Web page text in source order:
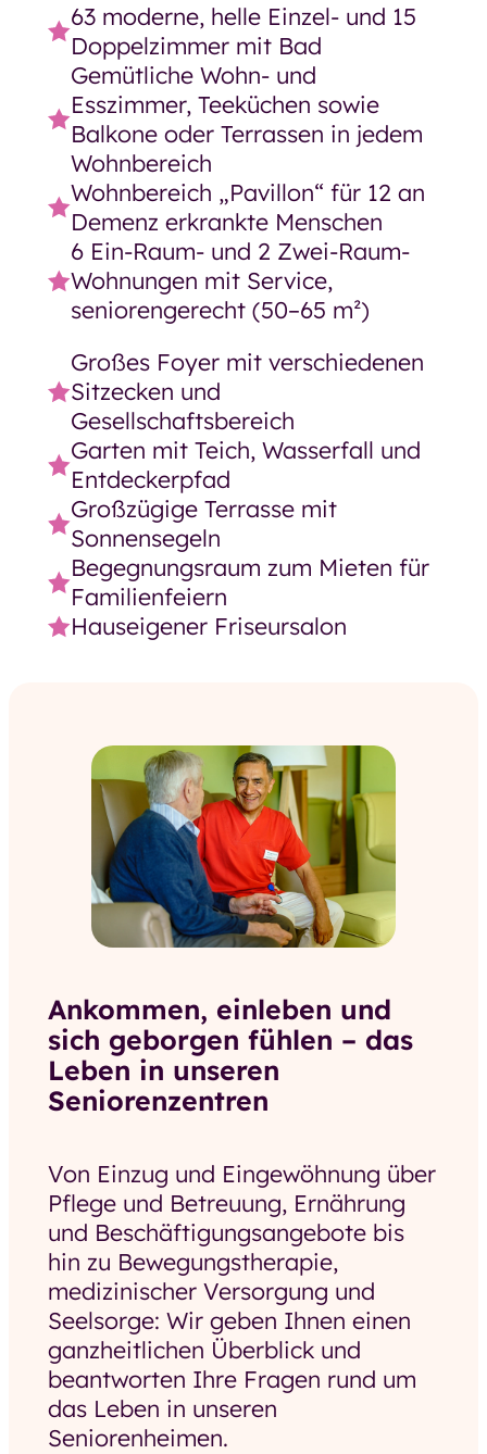
63 moderne, helle Einzel- und 15
Doppelzimmer mit Bad
Gemütliche Wohn- und
Esszimmer, Teeküchen sowie
Balkone oder Terrassen in jedem
Wohnbereich
Wohnbereich „Pavillon“ für 12 an
Demenz erkrankte Menschen
6 Ein-Raum- und 2 Zwei-Raum-
Wohnungen mit Service,
seniorengerecht (50–65 m²)
Großes Foyer mit verschiedenen
Sitzecken und
Gesellschaftsbereich
Garten mit Teich, Wasserfall und
Entdeckerpfad
Großzügige Terrasse mit
Sonnensegeln
Begegnungsraum zum Mieten für
Familienfeiern
Hauseigener Friseursalon
Ankommen, einleben und
sich geborgen fühlen – das
Leben in unseren
Seniorenzentren
Von Einzug und Eingewöhnung über
Pflege und Betreuung, Ernährung
und Beschäftigungsangebote bis
hin zu Bewegungstherapie,
medizinischer Versorgung und
Seelsorge: Wir geben Ihnen einen
ganzheitlichen Überblick und
beantworten Ihre Fragen rund um
das Leben in unseren
Seniorenheimen.